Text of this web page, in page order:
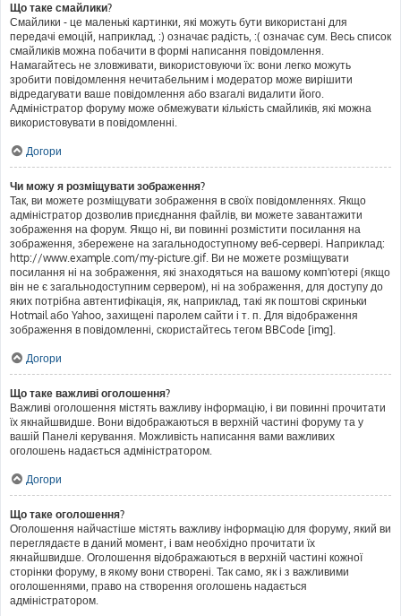
Що таке смайлики?
Смайлики - це маленькі картинки, які можуть бути використані для
передачі емоцій, наприклад, :) означає радість, :( означає сум. Весь список
смайликів можна побачити в формі написання повідомлення.
Намагайтесь не зловживати, використовуючи їх: вони легко можуть
зробити повідомлення нечитабельним і модератор може вирішити
відредагувати ваше повідомлення або взагалі видалити його.
Адміністратор форуму може обмежувати кількість смайликів, які можна
використовувати в повідомленні.
Догори
Чи можу я розміщувати зображення?
Так, ви можете розміщувати зображення в своїх повідомленнях. Якщо
адміністратор дозволив приєднання файлів, ви можете завантажити
зображення на форум. Якщо ні, ви повинні розмістити посилання на
зображення, збережене на загальнодоступному веб-сервері. Наприклад:
http://www.example.com/my-picture.gif. Ви не можете розміщувати
посилання ні на зображення, які знаходяться на вашому комп'ютері (якщо
він не є загальнодоступним сервером), ні на зображення, для доступу до
яких потрібна автентифікація, як, наприклад, такі як поштові скриньки
Hotmail або Yahoo, захищені паролем сайти і т. п. Для відображення
зображення в повідомленні, скористайтесь тегом BBCode [img].
Догори
Що таке важливі оголошення?
Важливі оголошення містять важливу інформацію, і ви повинні прочитати
їх якнайшвидше. Вони відображаються в верхній частині форуму та у
вашій Панелі керування. Можливість написання вами важливих
оголошень надається адміністратором.
Догори
Що таке оголошення?
Оголошення найчастіше містять важливу інформацію для форуму, який ви
переглядаєте в даний момент, і вам необхідно прочитати їх
якнайшвидше. Оголошення відображаються в верхній частині кожної
сторінки форуму, в якому вони створені. Так само, як і з важливими
оголошеннями, право на створення оголошень надається
адміністратором.